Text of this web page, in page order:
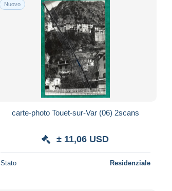
Nuovo
carte-photo Touet-sur-Var (06) 2scans
± 11,06 USD
Stato Residenziale